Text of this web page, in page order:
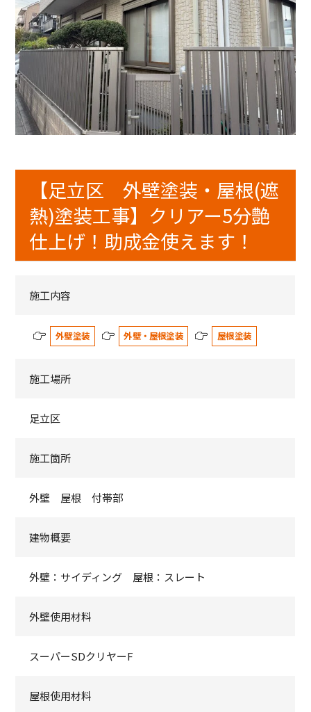
【足立区 外壁塗装・屋根(遮
熱)塗装工事】クリアー5分艶
仕上げ！助成金使えます！
施工内容
外壁塗装 外壁・屋根塗装 屋根塗装
施工場所
足立区
施工箇所
外壁 屋根 付帯部
建物概要
外壁：サイディング 屋根：スレート
外壁使用材料
スーパーSDクリヤーF
屋根使用材料